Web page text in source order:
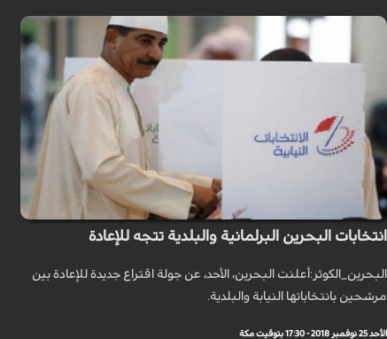
انتخابات البحرين البرلمانية والبلدية تتجه للإعادة
البحرين_الكوثر:أعلنت البحرين، الأحد، عن جولة اقتراع جديدة للإعادة بين
مرشحين بانتخاباتها النيابة والبلدية.
الأحد 25 نوفمبر 2018 - 17:30 بتوقيت مكة